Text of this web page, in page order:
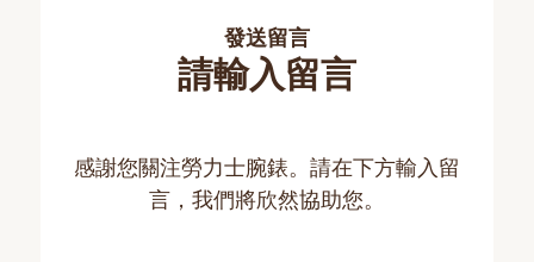
發送留言
請輸入留言
感謝您關注勞力士腕錶。請在下方輸入留
言，我們將欣然協助您。